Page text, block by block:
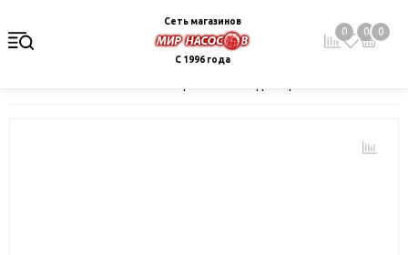
Сеть магазинов
С 1996 года
0 0 0